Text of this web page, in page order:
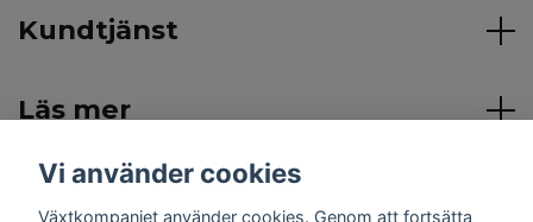
Kundtjänst
Läs mer
Sociala medier
Vi använder cookies
Växtkompaniet använder cookies. Genom att fortsätta